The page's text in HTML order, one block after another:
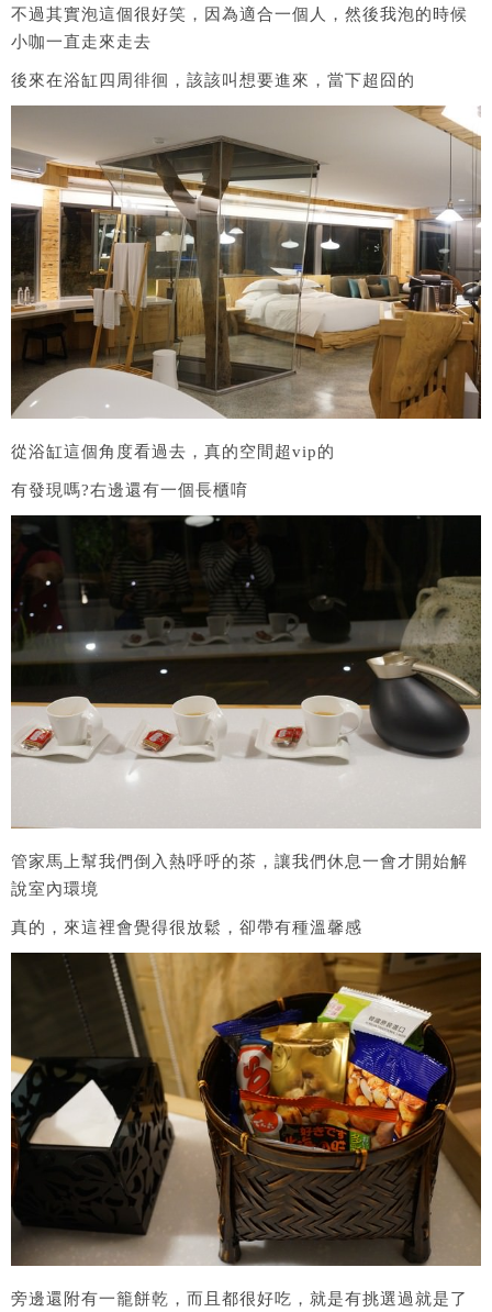
不過其實泡這個很好笑，因為適合一個人，然後我泡的時候
小咖一直走來走去
後來在浴缸四周徘徊，該該叫想要進來，當下超囧的
從浴缸這個角度看過去，真的空間超vip的
有發現嗎?右邊還有一個長櫃唷
管家馬上幫我們倒入熱呼呼的茶，讓我們休息一會才開始解
說室內環境
真的，來這裡會覺得很放鬆，卻帶有種溫馨感
旁邊還附有一籠餅乾，而且都很好吃，就是有挑選過就是了